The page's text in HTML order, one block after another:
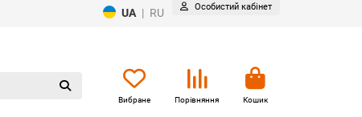
UA | RU Особистий кабінет
Вибране Порівняння Кошик